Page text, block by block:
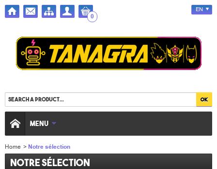
0
EN
MENU
Home > Notre sélection
Notre sélection